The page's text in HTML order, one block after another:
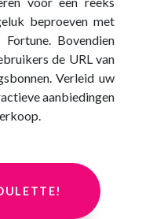
beproeven met
Bovendien
de URL van
Verleid uw
aanbiedingen